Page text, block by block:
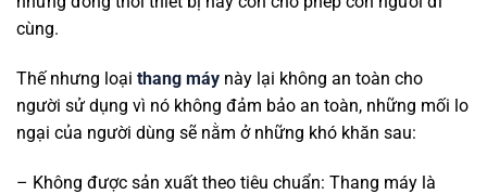
cùng.
Thế nhưng loại thang máy này lại không an toàn cho
người sử dụng vì nó không đảm bảo an toàn, những mối lo
ngại của người dùng sẽ nằm ở những khó khăn sau:
– Không được sản xuất theo tiêu chuẩn: Thang máy là